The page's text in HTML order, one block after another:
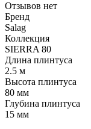
Отзывов нет
Бренд
Salag
Коллекция
SIERRA 80
Длина плинтуса
2.5 м
Высота плинтуса
80 мм
Глубина плинтуса
15 мм